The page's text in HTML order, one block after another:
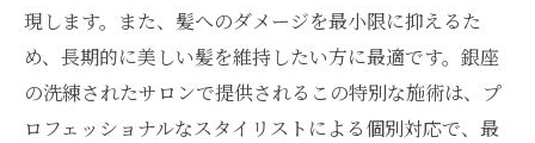
現します。また、髪へのダメージを最小限に抑えるた
め、長期的に美しい髪を維持したい方に最適です。銀座
の洗練されたサロンで提供されるこの特別な施術は、プ
ロフェッショナルなスタイリストによる個別対応で、最